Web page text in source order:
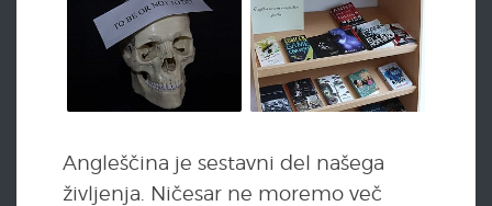
Angleščina je sestavni del našega
življenja. Ničesar ne moremo več